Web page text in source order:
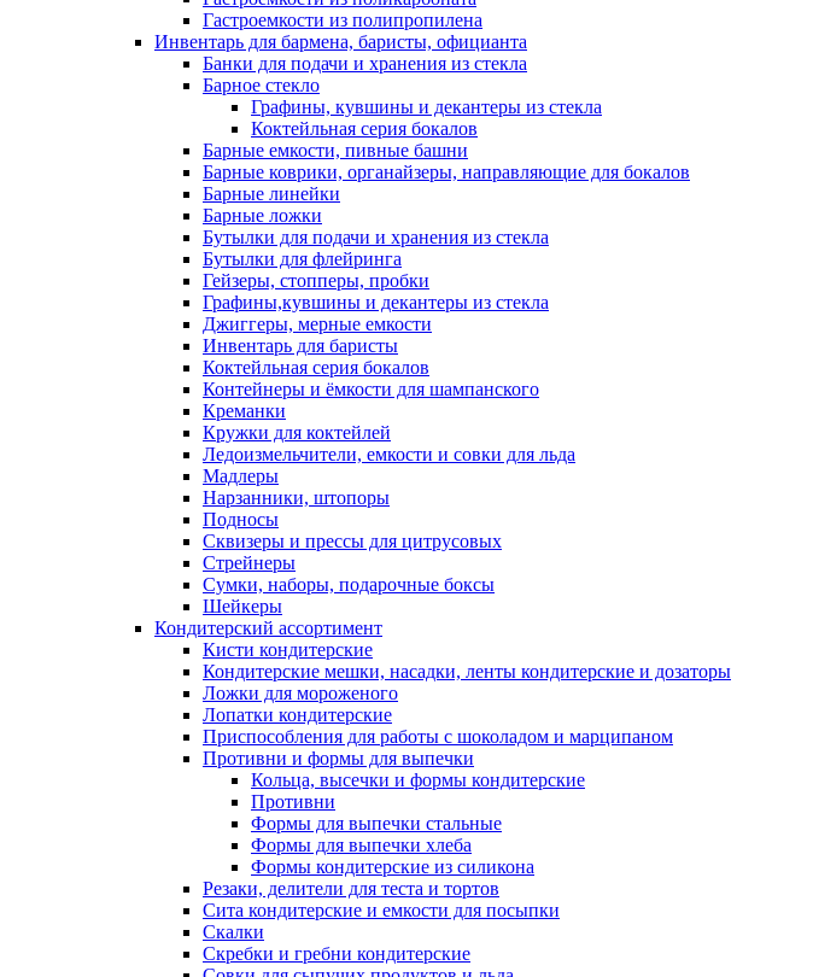
Гастроемкости из полипропилена
Инвентарь для бармена, баристы, официанта
Банки для подачи и хранения из стекла
Барное стекло
Графины, кувшины и декантеры из стекла
Коктейльная серия бокалов
Барные емкости, пивные башни
Барные коврики, органайзеры, направляющие для бокалов
Барные линейки
Барные ложки
Бутылки для подачи и хранения из стекла
Бутылки для флейринга
Гейзеры, стопперы, пробки
Графины,кувшины и декантеры из стекла
Джиггеры, мерные емкости
Инвентарь для баристы
Коктейльная серия бокалов
Контейнеры и ёмкости для шампанского
Креманки
Кружки для коктейлей
Ледоизмельчители, емкости и совки для льда
Мадлеры
Нарзанники, штопоры
Подносы
Сквизеры и прессы для цитрусовых
Стрейнеры
Сумки, наборы, подарочные боксы
Шейкеры
Кондитерский ассортимент
Кисти кондитерские
Кондитерские мешки, насадки, ленты кондитерские и дозаторы
Ложки для мороженого
Лопатки кондитерские
Приспособления для работы с шоколадом и марципаном
Противни и формы для выпечки
Кольца, высечки и формы кондитерские
Противни
Формы для выпечки стальные
Формы для выпечки хлеба
Формы кондитерские из силикона
Резаки, делители для теста и тортов
Сита кондитерские и емкости для посыпки
Скалки
Скребки и гребни кондитерские